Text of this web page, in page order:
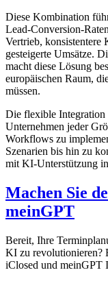
Diese Kombination
Lead-Conversion-
Vertrieb, konsistentere
gesteigerte Umsätze.
macht diese Lösung
europäischen Raum,
müssen.
Die flexible Integration
Unternehmen jeder
Workflows zu
Szenarien bis hin zu
mit KI-Unterstützung
Machen Sie
meinGPT
Bereit, Ihre
KI zu revolutionieren?
iClosed und meinGPT